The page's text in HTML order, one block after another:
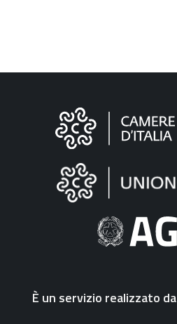
Informazioni
"Fattura
Elettronica"
È un servizio realizzato da